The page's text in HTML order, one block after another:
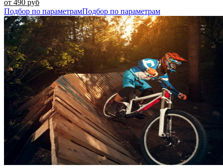
от 490 руб
Подбор по параметрамПодбор по параметрам